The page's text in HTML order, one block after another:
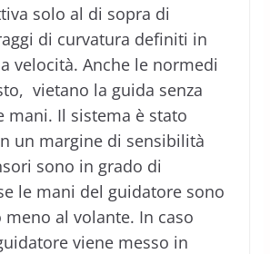
solo al di sopra di
di curvatura definiti in
velocità. Anche le normedi
vietano la guida senza
mani. Il sistema è stato
un margine di sensibilità
sono in grado di
le mani del guidatore sono
meno al volante. In caso
viene messo in